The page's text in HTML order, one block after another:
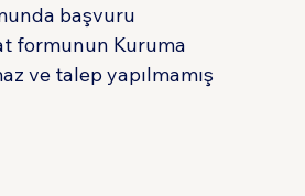
başvuru
formunun Kuruma
ve talep yapılmamış